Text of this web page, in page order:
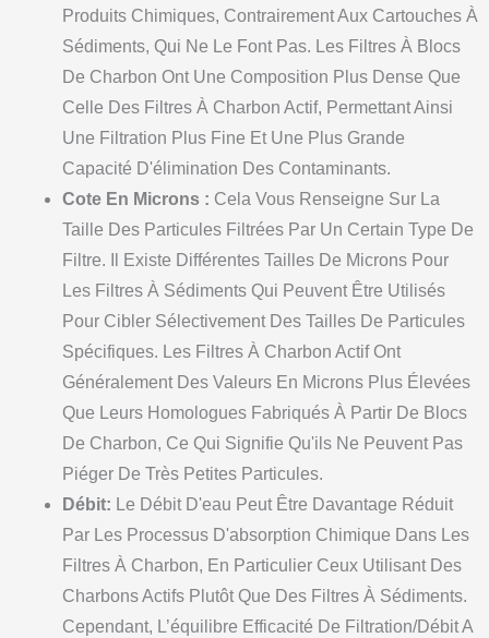
Produits Chimiques, Contrairement Aux Cartouches À
Sédiments, Qui Ne Le Font Pas. Les Filtres À Blocs
De Charbon Ont Une Composition Plus Dense Que
Celle Des Filtres À Charbon Actif, Permettant Ainsi
Une Filtration Plus Fine Et Une Plus Grande
Capacité D'élimination Des Contaminants.
Cote En Microns : Cela Vous Renseigne Sur La
Taille Des Particules Filtrées Par Un Certain Type De
Filtre. Il Existe Différentes Tailles De Microns Pour
Les Filtres À Sédiments Qui Peuvent Être Utilisés
Pour Cibler Sélectivement Des Tailles De Particules
Spécifiques. Les Filtres À Charbon Actif Ont
Généralement Des Valeurs En Microns Plus Élevées
Que Leurs Homologues Fabriqués À Partir De Blocs
De Charbon, Ce Qui Signifie Qu'ils Ne Peuvent Pas
Piéger De Très Petites Particules.
Débit: Le Débit D'eau Peut Être Davantage Réduit
Par Les Processus D'absorption Chimique Dans Les
Filtres À Charbon, En Particulier Ceux Utilisant Des
Charbons Actifs Plutôt Que Des Filtres À Sédiments.
Cependant, L’équilibre Efficacité De Filtration/débit A